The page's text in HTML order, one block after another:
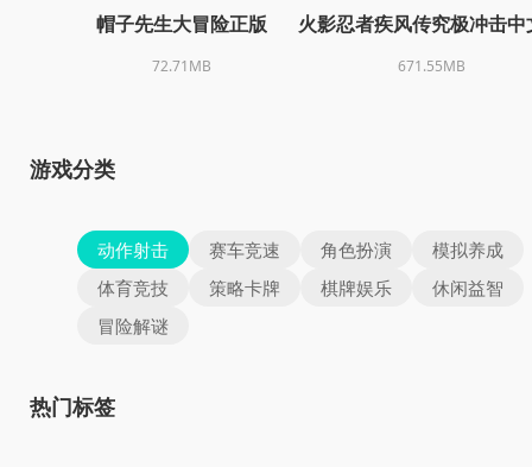
帽子先生大冒险正版
72.71MB
火影忍者疾风传究极冲击中
671.55MB
游戏分类
动作射击 赛车竞速 角色扮演
模拟养成
体育竞技
策略卡牌 棋牌娱乐
休闲益智
冒险解谜
热门标签